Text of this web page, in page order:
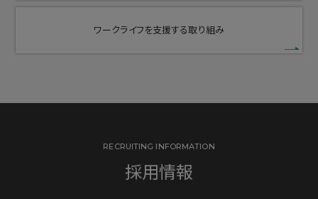
ワークライフを支援する取り組み
RECRUITING INFORMATION
採用情報